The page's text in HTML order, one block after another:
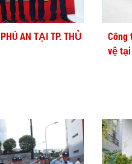
AN TẠI TP. THỦ
Công
vệ tại